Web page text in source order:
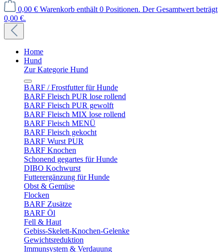
0,00 € Warenkorb enthält 0 Positionen. Der Gesamtwert beträgt
0,00 €.
Home
Hund
Zur Kategorie Hund
BARF / Frostfutter für Hunde
BARF Fleisch PUR lose rollend
BARF Fleisch PUR gewolft
BARF Fleisch MIX lose rollend
BARF Fleisch MENÜ
BARF Fleisch gekocht
BARF Wurst PUR
BARF Knochen
Schonend gegartes für Hunde
DIBO Kochwurst
Futterergänzung für Hunde
Obst & Gemüse
Flocken
BARF Zusätze
BARF Öl
Fell & Haut
Gebiss-Skelett-Knochen-Gelenke
Gewichtsreduktion
Immunsystem & Verdauung